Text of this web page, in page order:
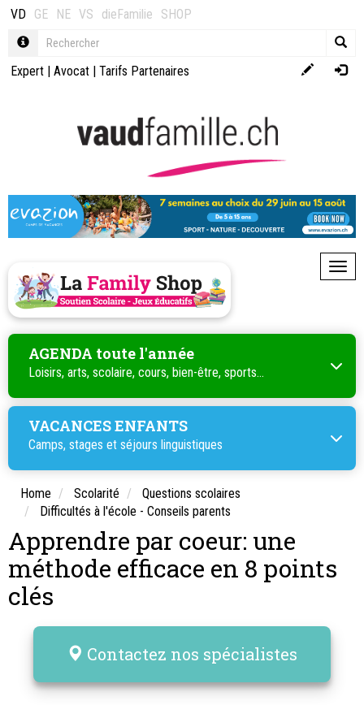
VD GE NE VS dieFamilie SHOP
Expert | Avocat | Tarifs Partenaires
AGENDA toute l'année
Loisirs, arts, scolaire, cours, bien-être, sports...
VACANCES ENFANTS
Camps, stages et séjours linguistiques
Home Scolarité
Questions scolaires
Difficultés à l'école - Conseils parents
Apprendre par coeur: une
méthode efficace en 8 points
clés
Contactez nos spécialistes